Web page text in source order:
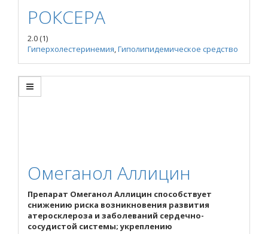
РОКСЕРА
2.0(1)
Гиперхолестеринемия,Гиполипидемическое средство
Омеганол Аллицин
Препарат Омеганол Аллицин способствует
снижению риска возникновения развития
атеросклероза и заболеваний сердечно-
сосудистой системы; укреплению